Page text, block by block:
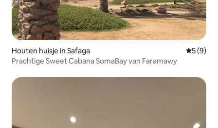
Houten huisje in Safaga
5 (9)
Prachtige Sweet Cabana SomaBay van Faramawy